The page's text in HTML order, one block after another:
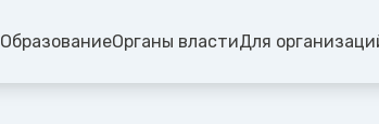
ОбразованиеОрганы властиДля